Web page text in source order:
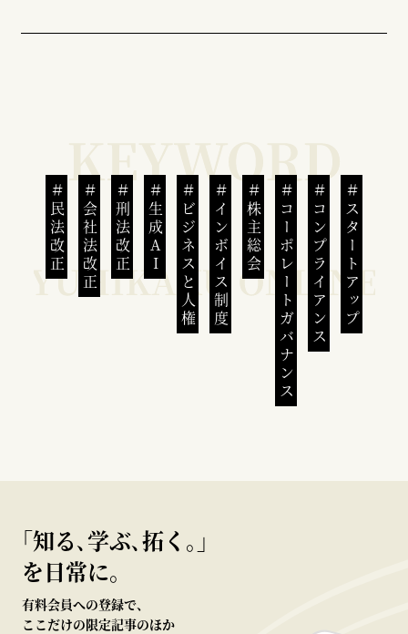
民法改正 会社法改正 刑法改正 生成AI ビジネスと人権インボイス制度 株主総会 コーポレートガバナンスコンプライアンススタートアップ
｢知る､学ぶ､拓く｡｣
を日常に。
有料会員への登録で、
ここだけの限定記事のほか